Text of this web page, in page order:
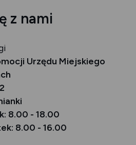
z nami
Urzędu Miejskiego
8.00 - 18.00
8.00 - 16.00